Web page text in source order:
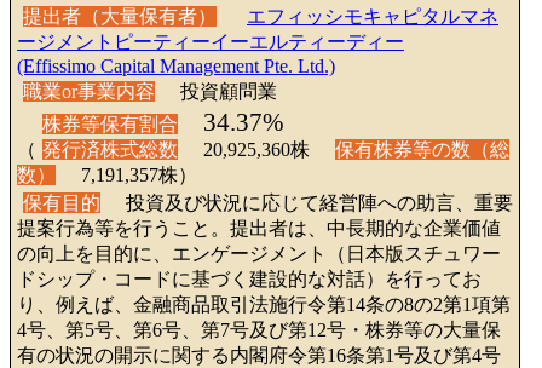
提出者（大量保有者）
エフィッシモキャピタルマネ
ージメントピーティーイーエルティーディー
(Effissimo Capital Management Pte. Ltd.)
職業or事業内容
投資顧問業
株券等保有割合
34.37%
（ 発行済株式総数 20,925,360株
保有株券等の数（総
数）
7,191,357株）
保有目的
投資及び状況に応じて経営陣への助言、重要
提案行為等を行うこと。提出者は、中長期的な企業価値
の向上を目的に、エンゲージメント（日本版スチュワー
ドシップ・コードに基づく建設的な対話）を行ってお
り、例えば、金融商品取引法施行令第14条の8の2第1項第
4号、第5号、第6号、第7号及び第12号・株券等の大量保
有の状況の開示に関する内閣府令第16条第1号及び第4号